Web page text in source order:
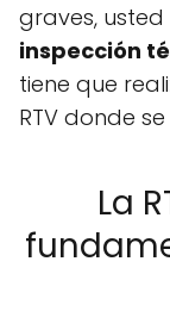
graves, usted
inspección
tiene que
RTV donde
La